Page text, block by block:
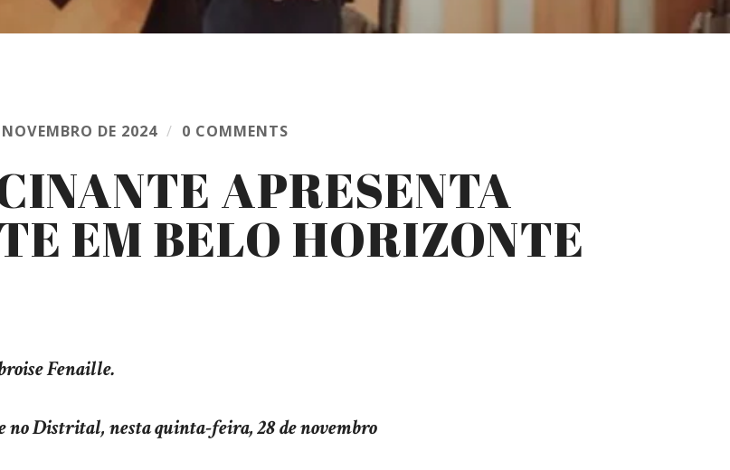
DE 2024 / 0 COMMENTS
APRESENTA
EM BELO HORIZONTE
Fenaille.
no Distrital, nesta quinta-feira, 28 de novembro